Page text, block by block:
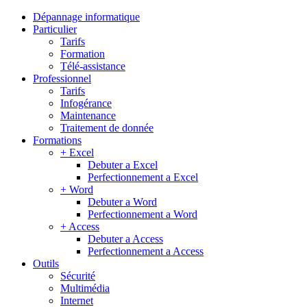
Dépannage informatique
Particulier
Tarifs
Formation
Télé-assistance
Professionnel
Tarifs
Infogérance
Maintenance
Traitement de donnée
Formations
+ Excel
Debuter a Excel
Perfectionnement a Excel
+ Word
Debuter a Word
Perfectionnement a Word
+ Access
Debuter a Access
Perfectionnement a Access
Outils
Sécurité
Multimédia
Internet